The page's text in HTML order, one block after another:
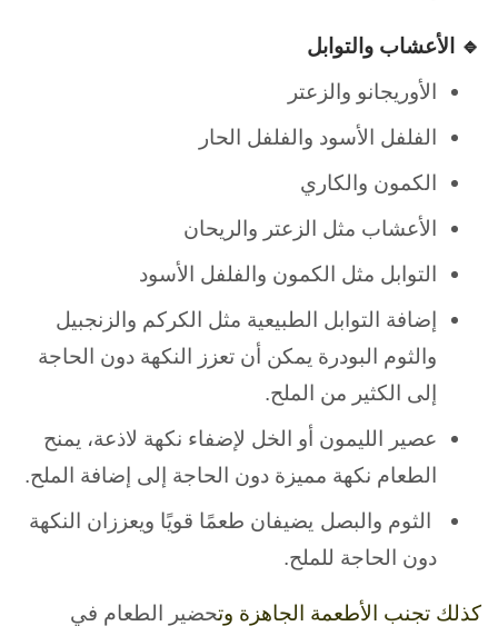
🔹 الأعشاب والتوابل
الأوريجانو والزعتر
الفلفل الأسود والفلفل الحار
الكمون والكاري
الأعشاب مثل الزعتر والريحان
التوابل مثل الكمون والفلفل الأسود
إضافة التوابل الطبيعية مثل الكركم والزنجبيل
والثوم البودرة يمكن أن تعزز النكهة دون الحاجة
إلى الكثير من الملح.
عصير الليمون أو الخل لإضفاء نكهة لاذعة، يمنح
الطعام نكهة مميزة دون الحاجة إلى إضافة الملح.
الثوم والبصل يضيفان طعمًا قويًا ويعززان النكهة
دون الحاجة للملح.
كذلك تجنب الأطعمة الجاهزة وتحضير الطعام في